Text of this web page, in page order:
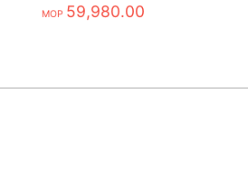
OLED77C2PCC
MOP 59,980.00